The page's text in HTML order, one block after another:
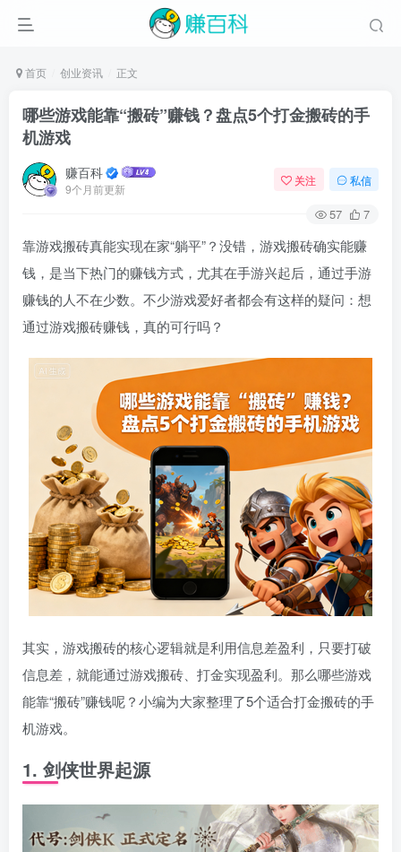
首页 创业资讯 正文
哪些游戏能靠“搬砖”赚钱？盘点5个打金搬砖的手
机游戏
赚百科
9个月前更新
关注 私信
57 7
靠游戏搬砖真能实现在家“躺平”？没错，游戏搬砖确实能赚
钱，是当下热门的赚钱方式，尤其在手游兴起后，通过手游
赚钱的人不在少数。不少游戏爱好者都会有这样的疑问：想
通过游戏搬砖赚钱，真的可行吗？
其实，游戏搬砖的核心逻辑就是利用信息差盈利，只要打破
信息差，就能通过游戏搬砖、打金实现盈利。那么哪些游戏
能靠“搬砖”赚钱呢？小编为大家整理了5个适合打金搬砖的手
机游戏。
1. 剑侠世界起源